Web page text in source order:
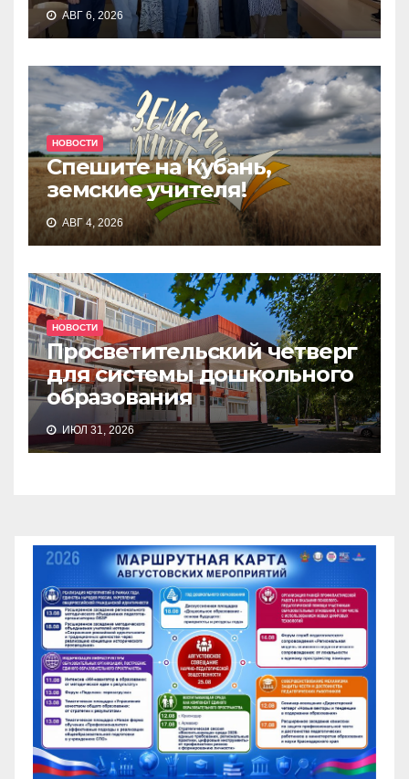
АВГ 6, 2026
НОВОСТИ
Спешите на Кубань,
земские учителя!
АВГ 4, 2026
НОВОСТИ
Просветительский четверг
для системы дошкольного
образования
ИЮЛ 31, 2026